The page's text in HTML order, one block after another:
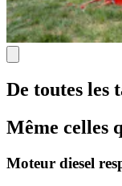
De toutes les
Même celles
Moteur diesel